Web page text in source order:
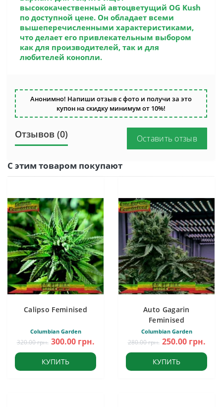
высококачественный автоцветущий OG Kush
по доступной цене. Он обладает всеми
вышеперечисленными характеристиками,
что делает его привлекательным выбором
как для производителей, так и для
любителей конопли.
Анонимно! Напиши отзыв с фото и получи за это
купон на скидку минимум от 10%!
Отзывов (0) Оставить отзыв
С этим товаром покупают
Calipso Feminised
Columbian Garden
320.00 грн. 300.00 грн.
КУПИТЬ
Auto Gagarin
Feminised
Columbian Garden
280.00 грн. 250.00 грн.
КУПИТЬ